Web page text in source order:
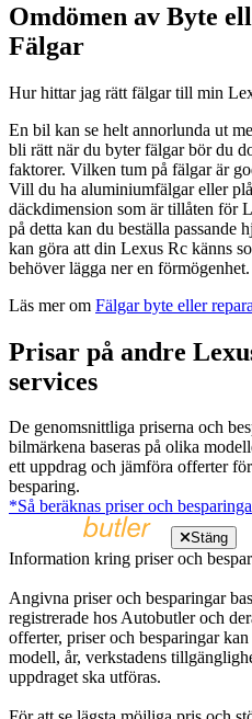
Omdömen av Byte
Fälgar
Hur hittar jag rätt fälgar till min
En bil kan se helt annorlunda ut
bli rätt när du byter fälgar bör du
faktorer. Vilken tum på fälgar är
Vill du ha aluminiumfälgar eller
däckdimension som är tillåten för
på detta kan du beställa
kan göra att din Lexus Rc känns
behöver lägga ner en förmögenhet.
Läs mer om Fälgar byte eller
Prisar på andre
services
De genomsnittliga priserna och
bilmärkena baseras på olika
ett uppdrag och jämföra offerter
besparing.
*Så beräknas priser och
Stäng
Information kring priser och
Angivna priser och besparingar
registrerade hos Autobutler och
offerter, priser och besparingar
modell, år, verkstadens
uppdraget ska utföras.